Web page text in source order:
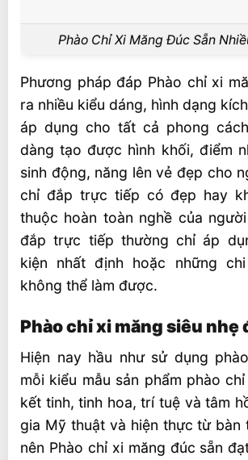
Phào Chỉ Xi Măng Đúc Sẵn
Phương pháp đáp Phào chỉ xi
ra nhiều kiểu dáng, hình dạng
áp dụng cho tất cả phong
dàng tạo được hình khối, điểm
sinh động, năng lên vẻ đẹp cho
chỉ đắp trực tiếp có đẹp hay
thuộc hoàn toàn nghề của
đắp trực tiếp thường chỉ áp
kiện nhất định hoặc những
không thể làm được.
Phào chỉ xi măng siêu nhẹ
Hiện nay hầu như sử dụng
mỗi kiểu mẫu sản phẩm phào
kết tinh, tinh hoa, trí tuệ và tâm
gia Mỹ thuật và hiện thực từ bàn
nên Phào chỉ xi măng đúc sẵn